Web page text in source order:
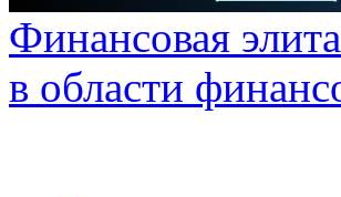
Финансовая
в области